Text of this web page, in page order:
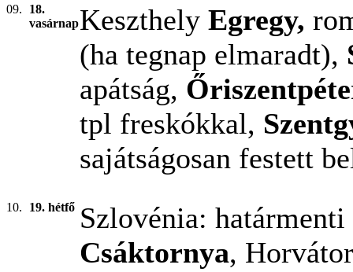
09.
18.
vasárnapKeszthely Egregy,
(ha tegnap elmaradt),
apátság,
tpl freskókkal,
sajátságosan festett
10. 19. hétfő Szlovénia:
Csáktornya,